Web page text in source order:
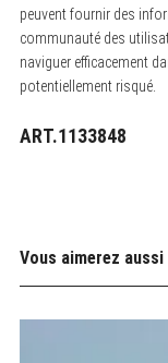
peuvent fournir des
communauté des
naviguer efficacement
potentiellement risqué.
ART.1133848
Vous aimerez aussi